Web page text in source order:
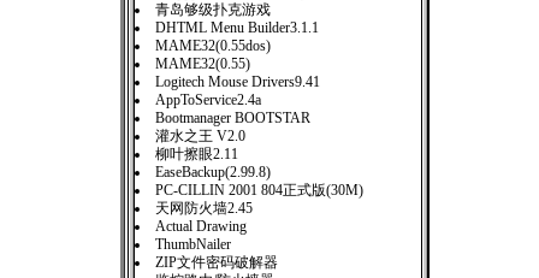
青岛够级扑克游戏
DHTML Menu Builder3.1.1
MAME32(0.55dos)
MAME32(0.55)
Logitech Mouse Drivers9.41
AppToService2.4a
Bootmanager BOOTSTAR
灌水之王 V2.0
柳叶擦眼2.11
EaseBackup(2.99.8)
PC-CILLIN 2001 804正式版(30M)
天网防火墙2.45
Actual Drawing
ThumbNailer
ZIP文件密码破解器